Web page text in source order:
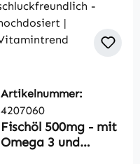
Artikelnummer:
4207060
Fischöl 500mg - mit
Omega 3 und